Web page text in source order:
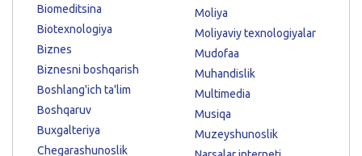
Biomeditsina
Biotexnologiya
Biznes
Biznesni boshqarish
Boshlang'ich ta'lim
Boshqaruv
Buxgalteriya
Chegarashunoslik
Moliya
Moliyaviy texnologiyalar
Mudofaa
Muhandislik
Multimedia
Musiqa
Muzeyshunoslik